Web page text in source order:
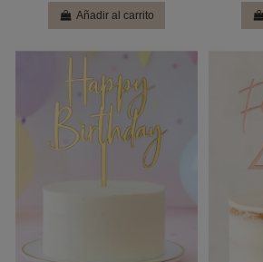
Añadir al carrito